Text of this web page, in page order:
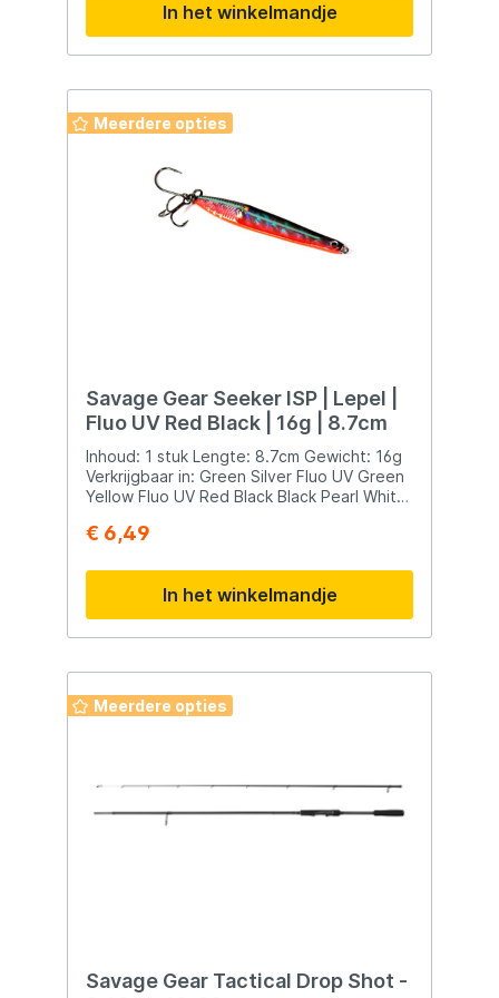
beter een felle kleur kunstaas kunt
gebruiken. Vissen blijft een kwestie van
anticiperen op wisselende omstandigheden
maakt.
In het winkelmandje
Meerdere opties
Savage Gear Seeker ISP | Lepel |
Fluo UV Red Black | 16g | 8.7cm
Inhoud: 1 stuk Lengte: 8.7cm Gewicht: 16g
Verkrijgbaar in: Green Silver Fluo UV Green
Yellow Fluo UV Red Black Black Pearl White
€ 6,49
In het winkelmandje
Meerdere opties
Savage Gear Tactical Drop Shot -